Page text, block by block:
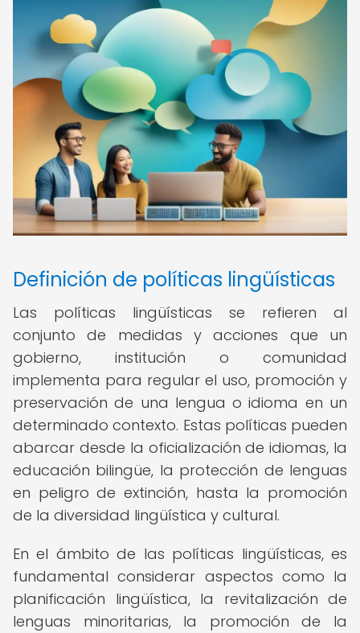
Definición de políticas lingüísticas
Las políticas lingüísticas se refieren al
conjunto de medidas y acciones que un
gobierno, institución o comunidad
implementa para regular el uso, promoción y
preservación de una lengua o idioma en un
determinado contexto. Estas políticas pueden
abarcar desde la oficialización de idiomas, la
educación bilingüe, la protección de lenguas
en peligro de extinción, hasta la promoción
de la diversidad lingüística y cultural.
En el ámbito de las políticas lingüísticas, es
fundamental considerar aspectos como la
planificación lingüística, la revitalización de
lenguas minoritarias, la promoción de la